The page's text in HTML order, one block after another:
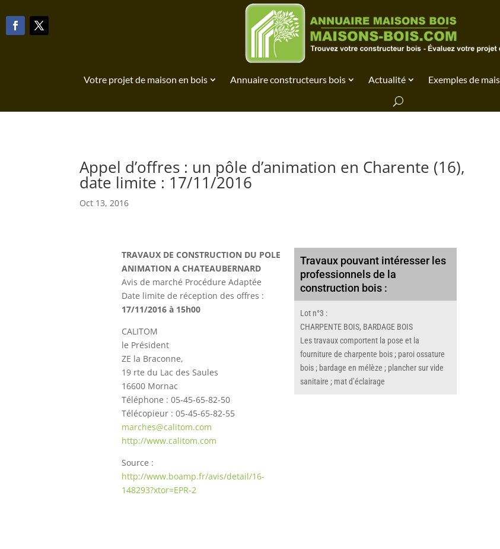
Votre projet de maison en bois Annuaire constructeurs bois Actualité Exemples de
Appel d’offres : un pôle d’animation en Charente (16),
date limite : 17/11/2016
Oct 13, 2016
TRAVAUX DE CONSTRUCTION DU POLE
ANIMATION A CHATEAUBERNARD
Avis de marché Procédure Adaptée
Date limite de réception des offres :
17/11/2016 à 15h00
CALITOM
le Président
ZE la Braconne,
19 rte du Lac des Saules
16600 Mornac
Téléphone : 05-45-65-82-50
Télécopieur : 05-45-65-82-55
marches@calitom.com
http://www.calitom.com
Source :
http://www.boamp.fr/avis/detail/16-
148293?xtor=EPR-2
Travaux pouvant intéresser les
professionnels de la
construction bois :
Lot n°3 :
CHARPENTE BOIS, BARDAGE BOIS
Les travaux comportent la pose et la
fourniture de charpente bois ; paroi ossature
bois ; bardage en mélèze ; plancher sur vide
sanitaire ; mat d’éclairage